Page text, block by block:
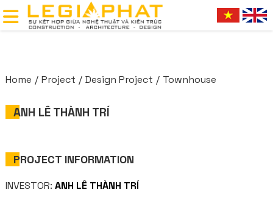
Home Project Design Project Townhouse
ANH LÊ THÀNH TRÍ
PROJECT INFORMATION
INVESTOR: ANH LÊ THÀNH TRÍ